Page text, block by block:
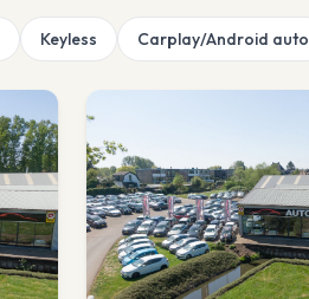
Keyless Carplay/Android auto